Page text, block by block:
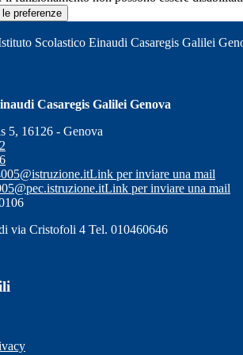
preferenze
Scolastico Einaudi Casaregis Galilei
Casaregis Galilei Genova
5, 16126 - Genova
Link per inviare una mail
Link per inviare una mail
via Cristofoli 4 Tel. 010460646